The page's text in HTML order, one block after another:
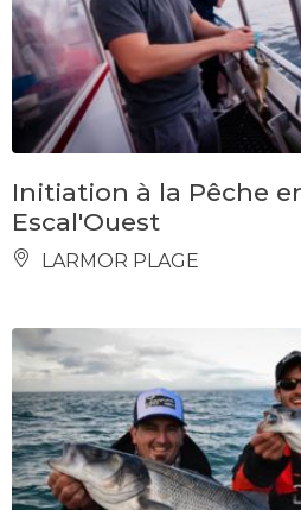
Initiation à la Pêche
Escal'Ouest
LARMOR PLAGE